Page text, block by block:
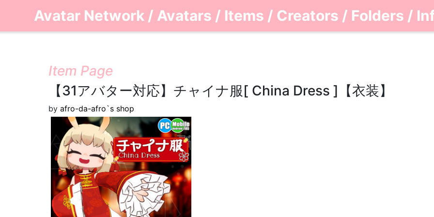
Avatar Network / Avatars / Items / Creators / Folders /
Item Page
【31アバター対応】チャイナ服[ China Dress ]【衣装】
by afro-da-afro`s shop